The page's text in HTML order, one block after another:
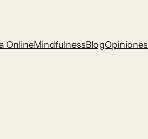
OnlineMindfulnessBlogOpiniones